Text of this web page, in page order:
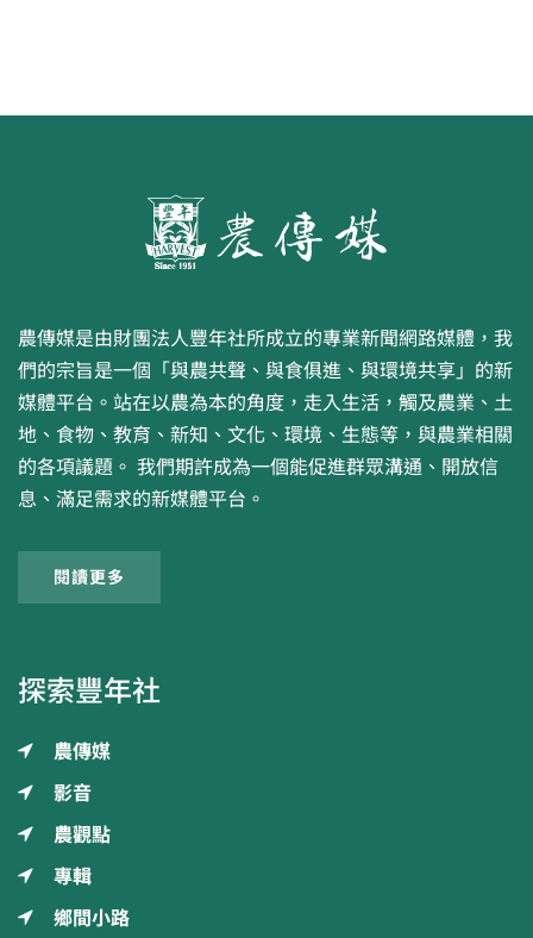
農傳媒是由財團法人豐年社所成立的專業新聞網路媒體，我
們的宗旨是一個「與農共聲、與食俱進、與環境共享」的新
媒體平台。站在以農為本的角度，走入生活，觸及農業、土
地、食物、教育、新知、文化、環境、生態等，與農業相關
的各項議題。 我們期許成為一個能促進群眾溝通、開放信
息、滿足需求的新媒體平台。
閱讀更多
探索豐年社
農傳媒
影音
農觀點
專輯
鄉間小路